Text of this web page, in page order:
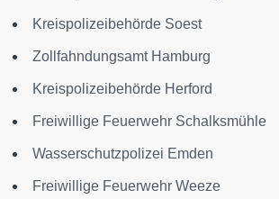
Kreispolizeibehörde Soest
Zollfahndungsamt Hamburg
Kreispolizeibehörde Herford
Freiwillige Feuerwehr Schalksmühle
Wasserschutzpolizei Emden
Freiwillige Feuerwehr Weeze